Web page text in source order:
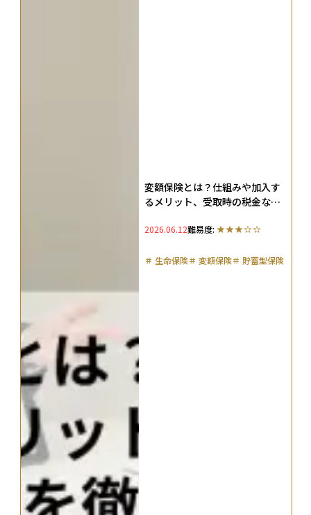
変額保険とは？仕組みや加入す
るメリット、受取時の税金など
2026.06.12難易度:
＃ 生命保険＃ 変額保険＃ 貯蓄型保険